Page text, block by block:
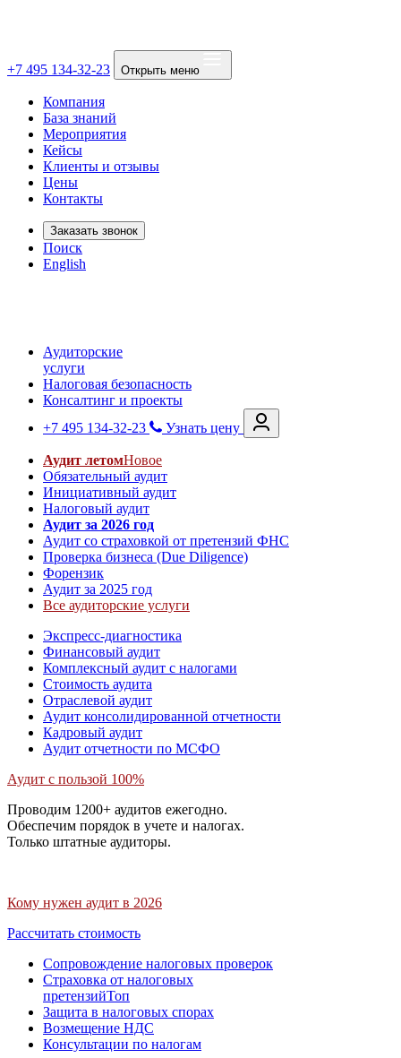
+7 495 134-32-23 Открыть меню
Компания
База знаний
Мероприятия
Кейсы
Клиенты и отзывы
Цены
Контакты
Заказать звонок
Поиск
English
Аудиторские
услуги
Налоговая безопасность
Консалтинг и проекты
+7 495 134-32-23
Узнать цену
Аудит летомНовое
Обязательный аудит
Инициативный аудит
Налоговый аудит
Аудит за 2026 год
Аудит со страховкой от претензий ФНС
Проверка бизнеса (Due Diligence)
Форензик
Аудит за 2025 год
Все аудиторские услуги
Экспресс-диагностика
Финансовый аудит
Комплексный аудит с налогами
Стоимость аудита
Отраслевой аудит
Аудит консолидированной отчетности
Кадровый аудит
Аудит отчетности по МСФО
Аудит с пользой 100%
Проводим 1200+ аудитов ежегодно.
Обеспечим порядок в учете и налогах.
Только штатные аудиторы.
Кому нужен аудит в 2026
Рассчитать стоимость
Сопровождение налоговых проверок
Страховка от налоговых
претензийТоп
Защита в налоговых спорах
Возмещение НДС
Консультации по налогам